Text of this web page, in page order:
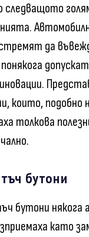
следващото
да
които, подобно
толкова
бутони
бутони някога
като